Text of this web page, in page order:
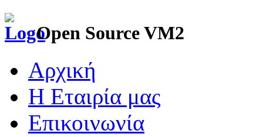
Open Source VM2
Αρχική
Η Εταιρία μας
Επικοινωνία